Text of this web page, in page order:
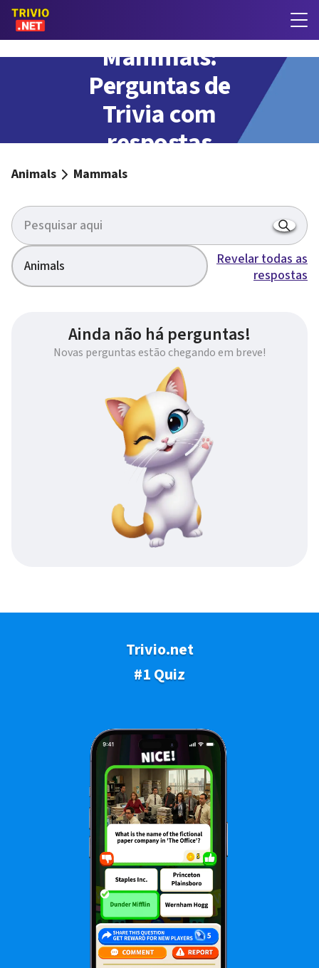
Mammals:
Perguntas de
Trivia com
respostas
Animals Mammals
Animals
Revelar todas as
respostas
Ainda não há perguntas!
Novas perguntas estão chegando em breve!
Trivio.net
#1 Quiz